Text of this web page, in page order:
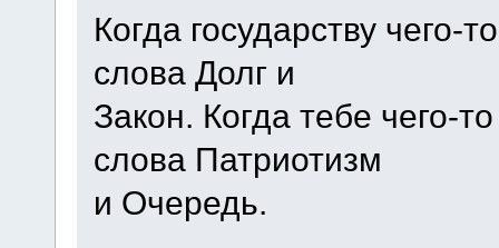
Когда государству чего-
слова Долг и
Закон. Когда тебе чего-
слова Патриотизм
и Очередь.